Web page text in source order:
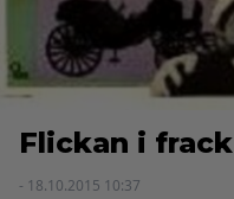
Flickan i frack
- 18.10.2015 10:37